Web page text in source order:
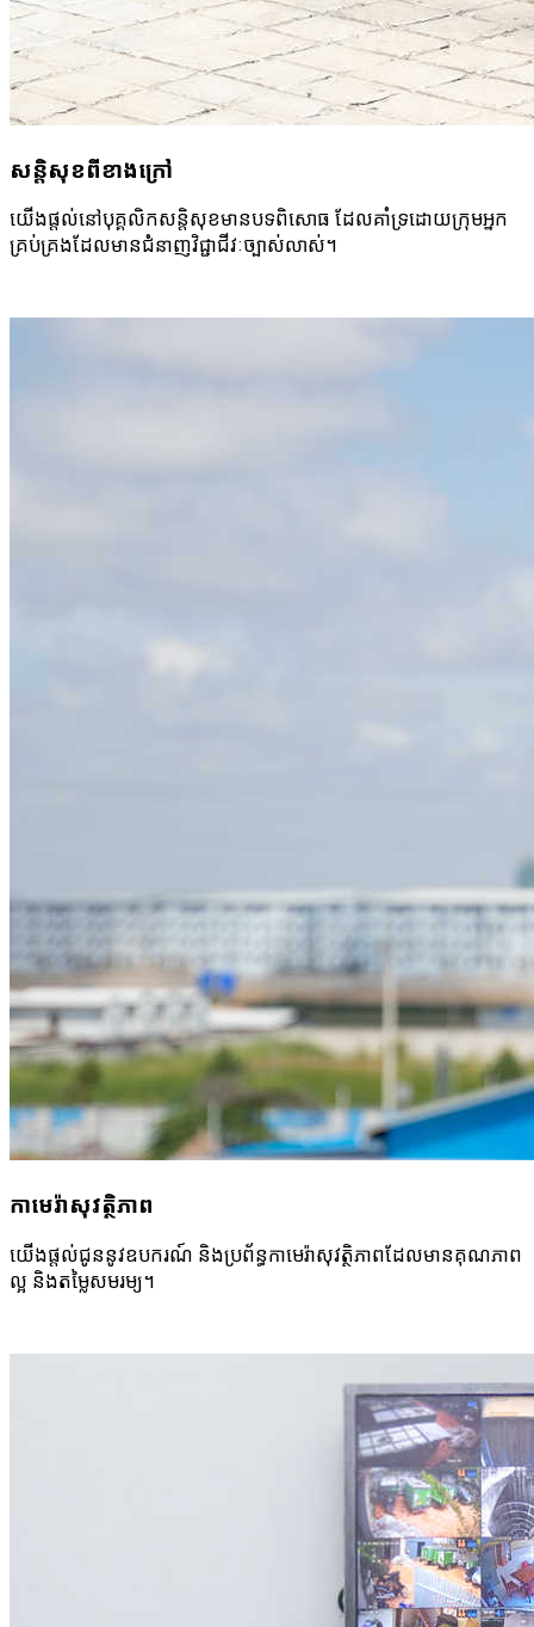
សន្តិសុខ​ពី​ខាងក្រៅ
យើងផ្តល់​នៅ​បុគ្គលិក​សន្តិសុខ​មាន​បទពិសោធ ដែល​គាំទ្រដោយ​ក្រុម​អ្នក​
គ្រប់គ្រង​ដែល​មាន​ជំនាញ​វិជ្ជាជីវៈ​ច្បាស់លាស់។
កាមេរ៉ា​សុវត្ថិភាព
យើង​ផ្តល់ជូន​នូវ​ឧបករណ៍ ​និងប្រព័ន្ធ​កាមេរ៉ា​សុវត្ថិភាព​ដែលមាន​គុណភាព
ល្អ និងតម្លៃ​សមរម្យ។